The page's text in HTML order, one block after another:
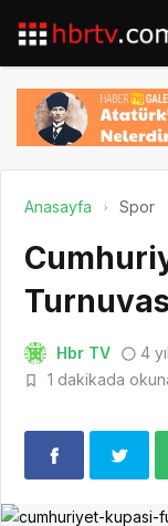
Anasayfa Spor
Hbr TV 4
1 dakikada